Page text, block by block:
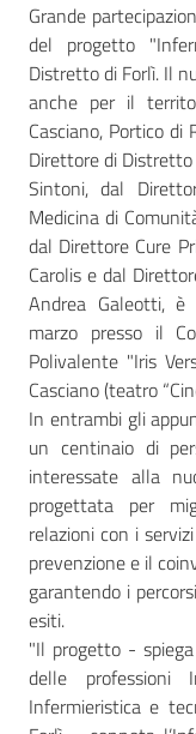
Seguici
su
Grande
del progetto
Distretto di Forlì. Il
anche per il
Casciano, Portico di
Direttore di Distretto
Sintoni, dal
Medicina di
dal Direttore Cure
Carolis e dal
Andrea Galeotti,
marzo presso il
Polivalente "Iris
Casciano (teatro
In entrambi gli
un centinaio di
interessate alla
progettata per
relazioni con i
prevenzione e il
garantendo i
esiti.
"Il progetto -
delle professioni
Infermieristica e